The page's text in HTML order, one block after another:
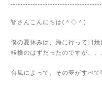
皆さんこんにちは(＾◇＾)
僕の夏休みは、海に行って日
転換のはずだったのですが、、
台風によって、その夢がすべ